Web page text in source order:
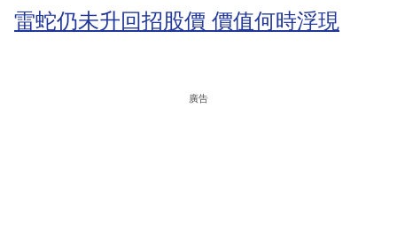
雷蛇仍未升回招股價 價值何時浮現
廣告